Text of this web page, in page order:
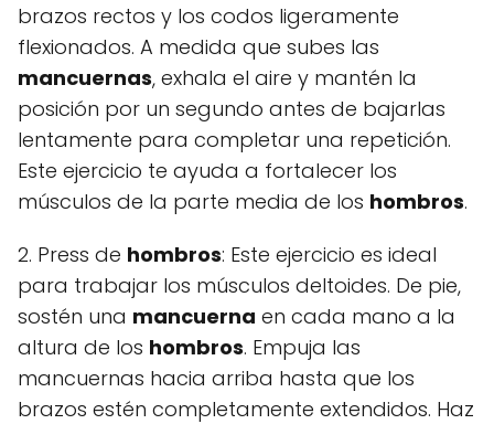
brazos rectos y los codos ligeramente
flexionados. A medida que subes las
mancuernas, exhala el aire y mantén la
posición por un segundo antes de bajarlas
lentamente para completar una repetición.
Este ejercicio te ayuda a fortalecer los
músculos de la parte media de los hombros.
2. Press de hombros: Este ejercicio es ideal
para trabajar los músculos deltoides. De pie,
sostén una mancuerna en cada mano a la
altura de los hombros. Empuja las
mancuernas hacia arriba hasta que los
brazos estén completamente extendidos. Haz